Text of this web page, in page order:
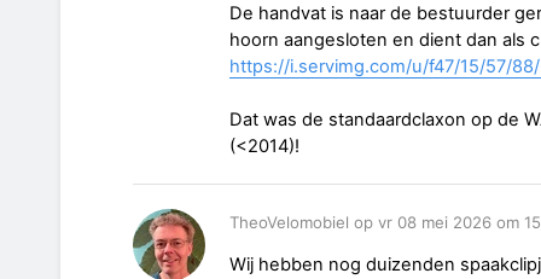
De handvat is naar de bestuurder
hoorn aangesloten en dient dan als
https://i.servimg.com/u/f47/15/57/
Dat was de standaardclaxon op de
(<2014)!
TheoVelomobiel op vr 08 mei 2026 om
Wij hebben nog duizenden